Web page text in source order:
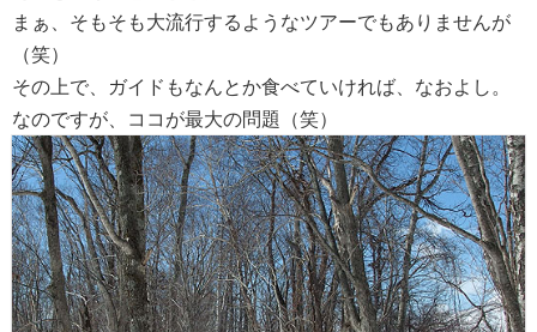
まぁ、そもそも大流行するようなツアーでもありませんが
（笑）
その上で、ガイドもなんとか食べていければ、なおよし。
なのですが、ココが最大の問題（笑）